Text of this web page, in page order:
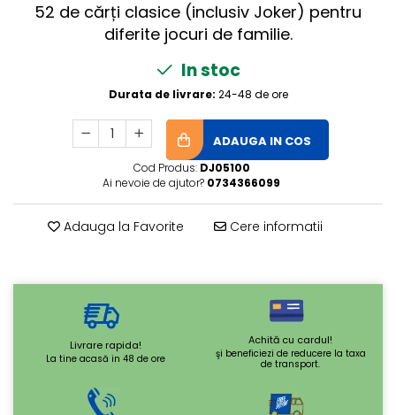
52 de cărți clasice (inclusiv Joker) pentru
diferite jocuri de familie.
In stoc
Durata de livrare: 24-48 de ore
ADAUGA IN COS
Cod Produs: DJ05100
Ai nevoie de ajutor? 0734366099
Adauga la Favorite Cere informatii
Livrare rapida!
La tine acasă in 48 de ore
Achită cu cardul!
şi beneficiezi de reducere la taxa
de transport.